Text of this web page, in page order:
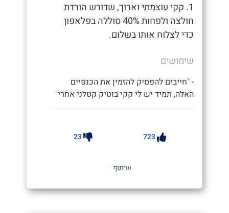
1. קקי עוצמתי וארוך, שדורש הורדת
חולצה ולפחות 40% סוללה בפלאפון
כדי לצלוח אותו בשלום.
שימושים
- "חייבים להפסיק להזמין את הכנפיים
האלה, תמיד יש לי קקי בוטיק קטלני אחרי"
723
23
שיתוף